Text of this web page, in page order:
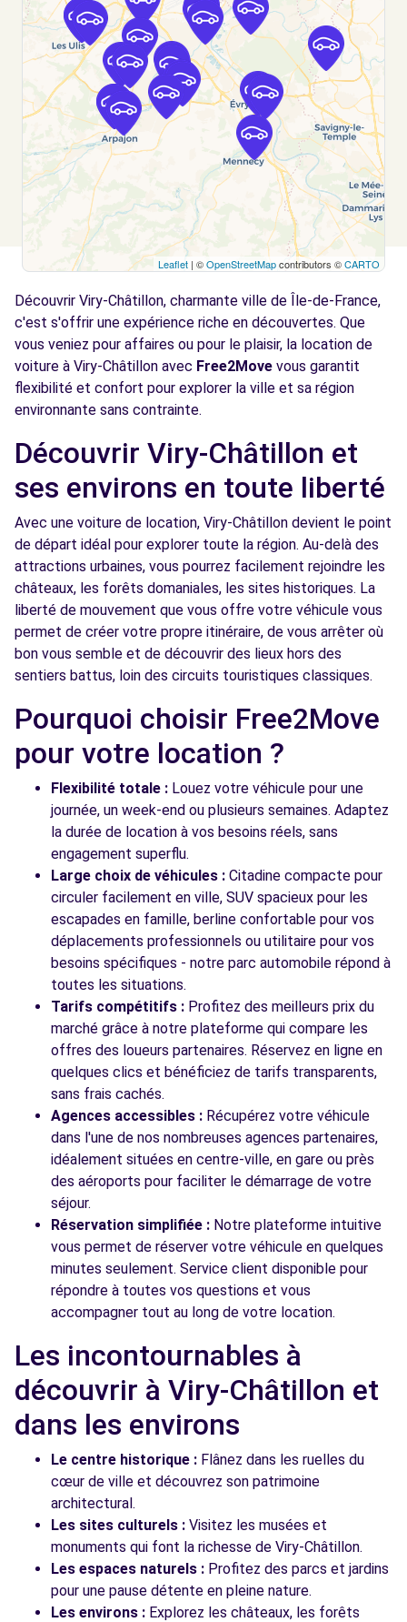
SAINTE-GENEVIEVE-DES-BOIS, 91700
Voir l'agence
Free2Move Rent - GARAGE 2000 - STE-
GENEVIEVE-DES-BOIS (C)
5.1
km
4 RUE DE ROSIERES
STE-GENEVIEVE-DES-BOIS, 91700
Voir l'agence
Free2move Rent - ETS RUFFIN HEITMANN -
5.7
km
129 AVENUE CHARLES DE GAULLE
MONTGERON, FR-91, 91230
Voir l'agence
Free2Move Rent - ALEAUTO - STE-
GENEVIEVE-DES-BOIS (C)
km
14 RUE DU PETIT FIEF - ZI DE LA CROIX BLANCHE
Voir l'agence
Free2move Rent - GARAGE DU CHATEAU -
SAINTE GENEVIEVE (O)
6.0
km
4 avenue du Bout du Plessis - ZAC de la Croix Blanche
SAINTE GENEVIEVE DES BOIS, FR-91, 91700
BALLAINVILLIERS (P)
km
2 RUE DE LA GRANGE AUX CERCLES
BALLAINVILLIERS, FR-91, 91160
Voir l'agence
Voir toutes les agences
Leaflet | ©OpenStreetMapcontributors ©CARTO
Découvrir Viry-Châtillon, charmante ville de Île-de-France,
c'est s'offrir une expérience riche en découvertes. Que
vous veniez pour affaires ou pour le plaisir, la location de
voiture à Viry-Châtillon avec Free2Move vous garantit
flexibilité et confort pour explorer la ville et sa région
environnante sans contrainte.
Découvrir Viry-Châtillon et
ses environs en toute liberté
Avec une voiture de location, Viry-Châtillon devient le point
de départ idéal pour explorer toute la région. Au-delà des
attractions urbaines, vous pourrez facilement rejoindre les
châteaux, les forêts domaniales, les sites historiques. La
liberté de mouvement que vous offre votre véhicule vous
permet de créer votre propre itinéraire, de vous arrêter où
bon vous semble et de découvrir des lieux hors des
sentiers battus, loin des circuits touristiques classiques.
Pourquoi choisir Free2Move
pour votre location ?
Flexibilité totale : Louez votre véhicule pour une
journée, un week-end ou plusieurs semaines. Adaptez
la durée de location à vos besoins réels, sans
engagement superflu.
Large choix de véhicules : Citadine compacte pour
circuler facilement en ville, SUV spacieux pour les
escapades en famille, berline confortable pour vos
déplacements professionnels ou utilitaire pour vos
besoins spécifiques - notre parc automobile répond à
toutes les situations.
Tarifs compétitifs : Profitez des meilleurs prix du
marché grâce à notre plateforme qui compare les
offres des loueurs partenaires. Réservez en ligne en
quelques clics et bénéficiez de tarifs transparents,
sans frais cachés.
Agences accessibles : Récupérez votre véhicule
dans l'une de nos nombreuses agences partenaires,
idéalement situées en centre-ville, en gare ou près
des aéroports pour faciliter le démarrage de votre
séjour.
Réservation simplifiée : Notre plateforme intuitive
vous permet de réserver votre véhicule en quelques
minutes seulement. Service client disponible pour
répondre à toutes vos questions et vous
accompagner tout au long de votre location.
Les incontournables à
découvrir à Viry-Châtillon et
dans les environs
Le centre historique : Flânez dans les ruelles du
cœur de ville et découvrez son patrimoine
architectural.
Les sites culturels : Visitez les musées et
monuments qui font la richesse de Viry-Châtillon.
Les espaces naturels : Profitez des parcs et jardins
pour une pause détente en pleine nature.
Les environs : Explorez les châteaux, les forêts